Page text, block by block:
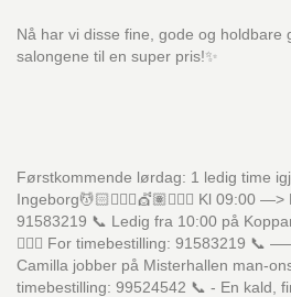
Nå har vi disse fine, gode og holdbare
salongene til en super pris!✨
Førstkommende lørdag: 1 ledig time
Ingeborg💆🏻💆🏼‍♂️💇🏽💇🏻‍♂️ Kl 09:00
91583219 📞 Ledig fra 10:00 på
💇🏼‍♂️ For timebestilling:
Camilla jobber på Misterhallen man-
timebestilling: 99524542 📞 - En kald,